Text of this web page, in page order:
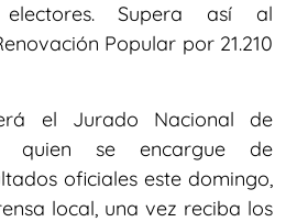
Supera así al
Popular por 21.210
el Jurado Nacional de
quien se encargue de
oficiales este domingo,
local, una vez reciba los